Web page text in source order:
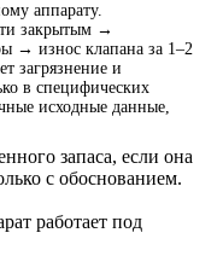
аппарату.
закрытым →
→ износ клапана за 1–2
загрязнение и
в специфических
исходные данные,
запаса, если она
с обоснованием.
работает под